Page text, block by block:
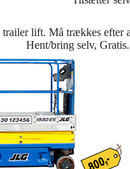
lift. Må trækkes efter
Hent/bring selv, Gratis.